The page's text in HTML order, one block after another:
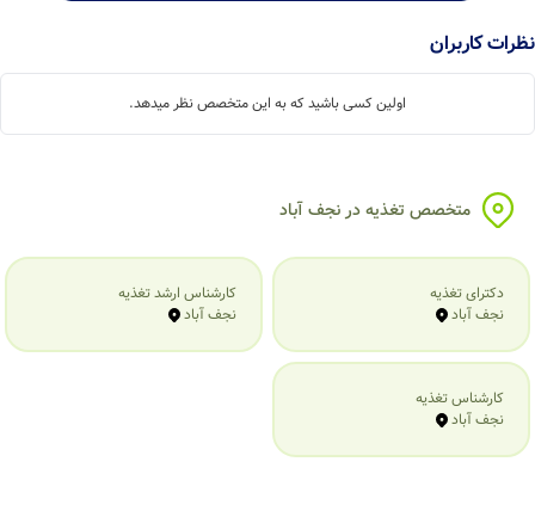
کاربران
اولین کسی باشید که به این متخصص نظر میدهد.
متخصص تغذیه در نجف آباد
دکترای تغذیه
نجف آباد
کارشناس ارشد تغذیه
نجف آباد
کارشناس تغذیه
نجف آباد